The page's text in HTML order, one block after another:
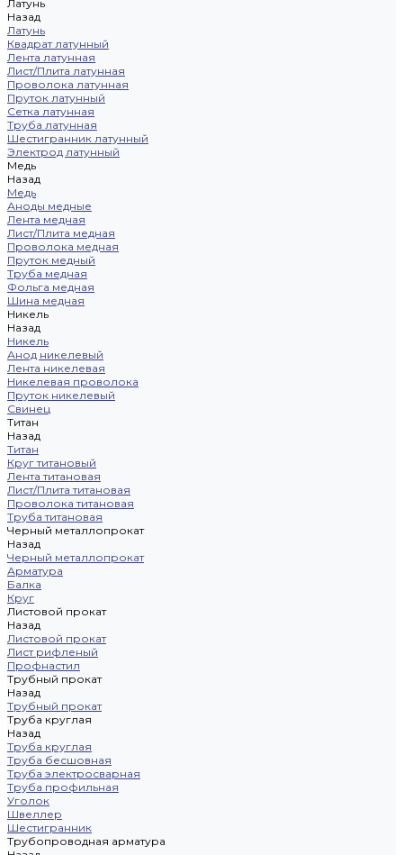
Латунь
Назад
Латунь
Квадрат латунный
Лента латунная
Лист/Плита латунная
Проволока латунная
Пруток латунный
Сетка латунная
Труба латунная
Шестигранник латунный
Электрод латунный
Медь
Назад
Медь
Аноды медные
Лента медная
Лист/Плита медная
Проволока медная
Пруток медный
Труба медная
Фольга медная
Шина медная
Никель
Назад
Никель
Анод никелевый
Лента никелевая
Никелевая проволока
Пруток никелевый
Свинец
Титан
Назад
Титан
Круг титановый
Лента титановая
Лист/Плита титановая
Проволока титановая
Труба титановая
Черный металлопрокат
Назад
Черный металлопрокат
Арматура
Балка
Круг
Листовой прокат
Назад
Листовой прокат
Лист рифленый
Профнастил
Трубный прокат
Назад
Трубный прокат
Труба круглая
Назад
Труба круглая
Труба бесшовная
Труба электросварная
Труба профильная
Уголок
Швеллер
Шестигранник
Трубопроводная арматура